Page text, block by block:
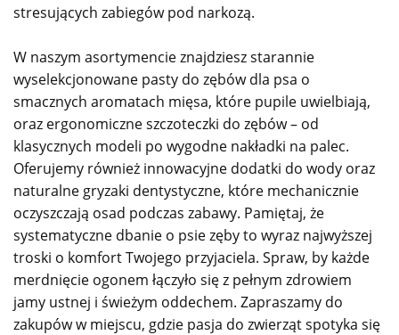
stresujących zabiegów pod narkozą.
W naszym asortymencie znajdziesz starannie
wyselekcjonowane pasty do zębów dla psa o
smacznych aromatach mięsa, które pupile uwielbiają,
oraz ergonomiczne szczoteczki do zębów – od
klasycznych modeli po wygodne nakładki na palec.
Oferujemy również innowacyjne dodatki do wody oraz
naturalne gryzaki dentystyczne, które mechanicznie
oczyszczają osad podczas zabawy. Pamiętaj, że
systematyczne dbanie o psie zęby to wyraz najwyższej
troski o komfort Twojego przyjaciela. Spraw, by każde
merdnięcie ogonem łączyło się z pełnym zdrowiem
jamy ustnej i świeżym oddechem. Zapraszamy do
zakupów w miejscu, gdzie pasja do zwierząt spotyka się